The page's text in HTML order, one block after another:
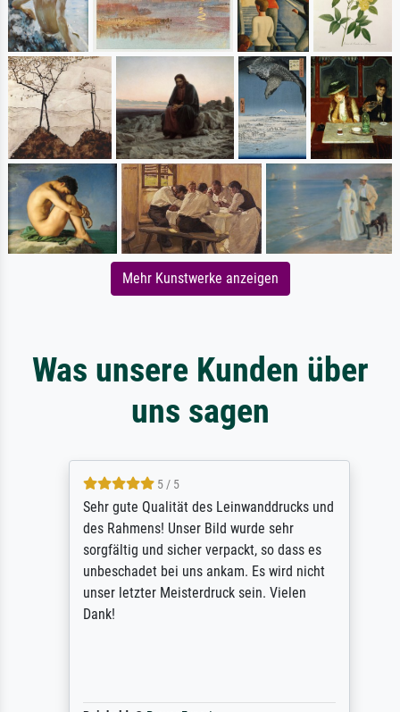
Mehr Kunstwerke anzeigen
Was unsere Kunden über
uns sagen
5 / 5
Sehr gute Qualität des Leinwanddrucks und
des Rahmens! Unser Bild wurde sehr
sorgfältig und sicher verpackt, so dass es
unbeschadet bei uns ankam. Es wird nicht
unser letzter Meisterdruck sein. Vielen
Dank!